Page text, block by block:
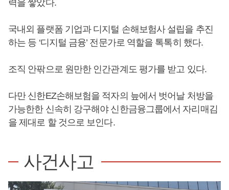
력을 쌓았다.
국내외 플랫폼 기업과 디지털 손해보험사 설립을 추진
하는 등 ‘디지털 금융’ 전문가로 역할을 톡톡히 했다.
조직 안팎으로 원만한 인간관계도 평가를 받고 있다.
다만 신한EZ손해보험을 적자의 늪에서 벗어날 처방을
가능한한 신속히 강구해야 신한금융그룹에서 자리매김
을 제대로 할 것으로 보인다.
사건사고